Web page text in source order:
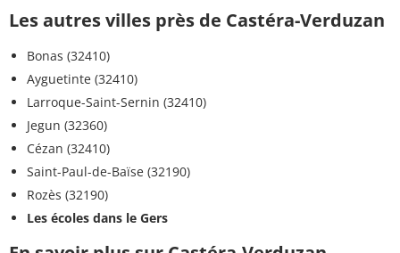
Les autres villes près de Castéra-Verduzan
Bonas (32410)
Ayguetinte (32410)
Larroque-Saint-Sernin (32410)
Jegun (32360)
Cézan (32410)
Saint-Paul-de-Baïse (32190)
Rozès (32190)
Les écoles dans le Gers